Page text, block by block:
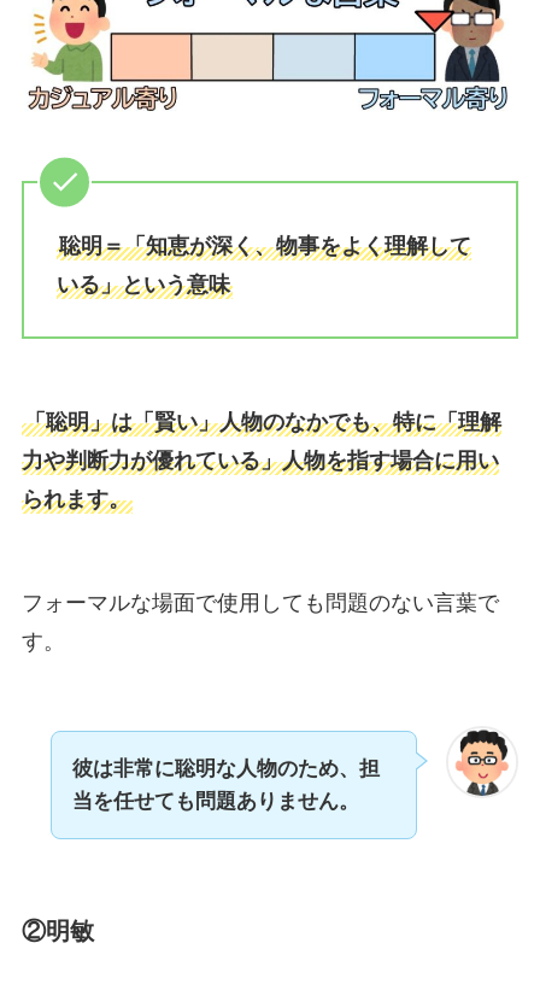
聡明＝「知恵が深く、物事をよく理解して
いる」という意味
「聡明」は「賢い」人物のなかでも、特に「理解
力や判断力が優れている」人物を指す場合に用い
られます。
フォーマルな場面で使用しても問題のない言葉で
す。
彼は非常に聡明な人物のため、担
当を任せても 問題ありません。
②明敏